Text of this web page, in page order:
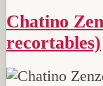
Chatino Zenzontepec. Asesor. MIBES 1 (Tiras
recortables)